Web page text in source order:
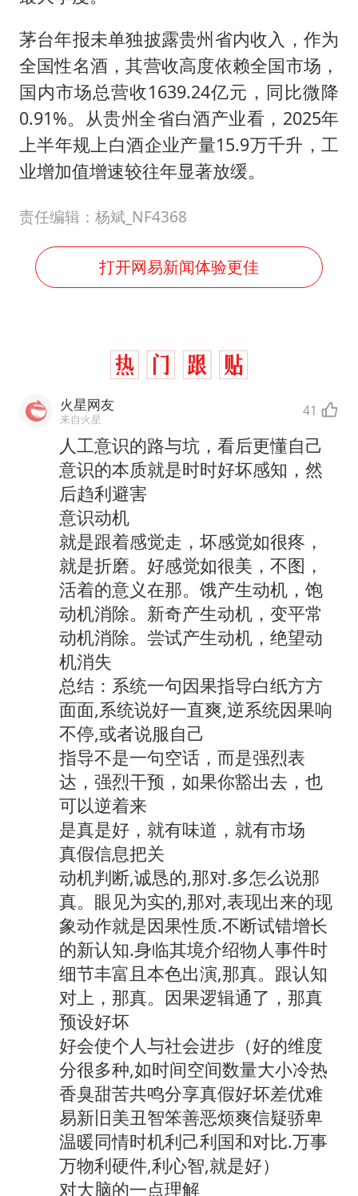
茅台年报未单独披露贵州省内收入，作为
全国性名酒，其营收高度依赖全国市场，
国内市场总营收1639.24亿元，同比微降
0.91%。从贵州全省白酒产业看，2025年
上半年规上白酒企业产量15.9万千升，工
业增加值增速较往年显著放缓。
责任编辑：杨斌_NF4368
打开网易新闻体验更佳
火星网友
来自火星 41
人工意识的路与坑，看后更懂自己
意识的本质就是时时好坏感知，然
后趋利避害
意识动机
就是跟着感觉走，坏感觉如很疼，
就是折磨。好感觉如很美，不图，
活着的意义在那。饿产生动机，饱
动机消除。新奇产生动机，变平常
动机消除。尝试产生动机，绝望动
机消失
总结：系统一句因果指导白纸方方
面面,系统说好一直爽,逆系统因果响
不停,或者说服自己
指导不是一句空话，而是强烈表
达，强烈干预，如果你豁出去，也
可以逆着来
是真是好，就有味道，就有市场
真假信息把关
动机判断,诚恳的,那对.多怎么说那
真。眼见为实的,那对,表现出来的现
象动作就是因果性质.不断试错增长
的新认知.身临其境介绍物人事件时
细节丰富且本色出演,那真。跟认知
对上，那真。因果逻辑通了，那真
预设好坏
好会使个人与社会进步（好的维度
分很多种,如时间空间数量大小冷热
香臭甜苦共鸣分享真假好坏差优难
易新旧美丑智笨善恶烦爽信疑骄卑
温暖同情时机利己利国和对比.万事
万物利硬件,利心智,就是好）
对大脑的一点理解